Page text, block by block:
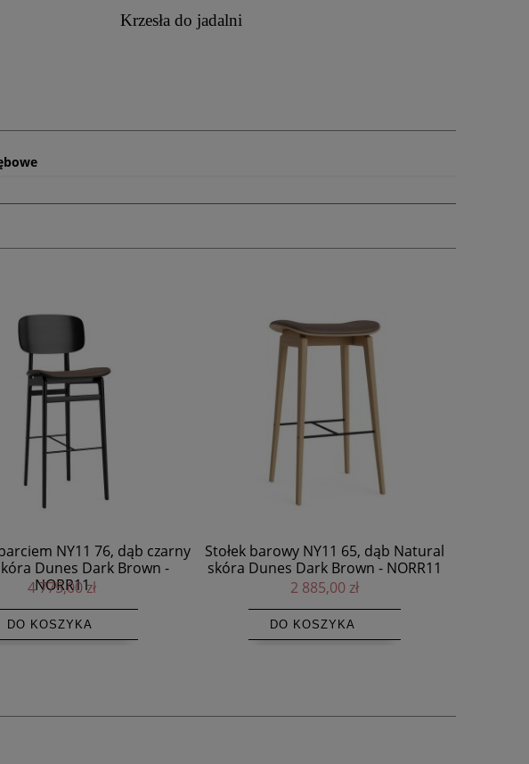
Krzesła do jadalni
NY11 65, dąb Natural
Dark Brown - NORR11
2 885,00 zł
DO KOSZYKA
Krzesło drewniane tapicerowane NY11
dąb Nature skóra Dunes Camel -
Norr11
3 335,00 zł
DO KOSZYKA